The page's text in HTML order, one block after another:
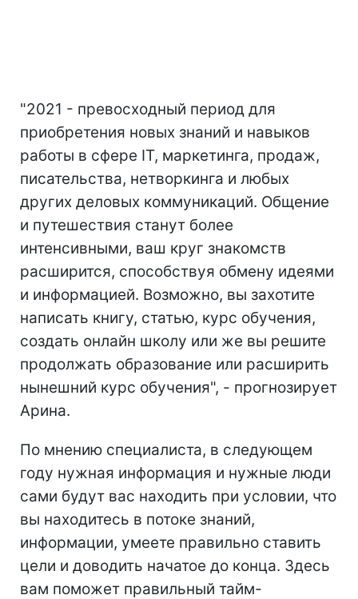
"2021 - превосходный период для
приобретения новых знаний и навыков
работы в сфере IT, маркетинга, продаж,
писательства, нетворкинга и любых
других деловых коммуникаций. Общение
и путешествия станут более
интенсивными, ваш круг знакомств
расширится, способствуя обмену идеями
и информацией. Возможно, вы захотите
написать книгу, статью, курс обучения,
создать онлайн школу или же вы решите
продолжать образование или расширить
нынешний курс обучения", - прогнозирует
Арина.
По мнению специалиста, в следующем
году нужная информация и нужные люди
сами будут вас находить при условии, что
вы находитесь в потоке знаний,
информации, умеете правильно ставить
цели и доводить начатое до конца. Здесь
вам поможет правильный тайм-